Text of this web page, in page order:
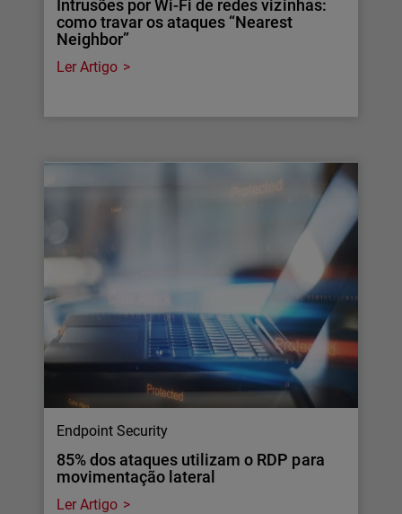
Intrusões por Wi-Fi de redes vizinhas:
como travar os ataques “Nearest
Neighbor”
Ler Artigo
Endpoint Security
85% dos ataques utilizam o RDP para
movimentação lateral
Ler Artigo